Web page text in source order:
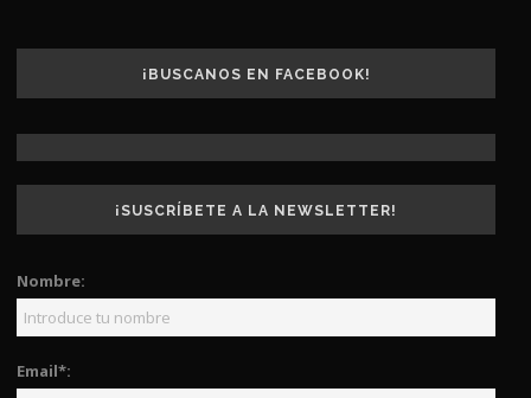
¡BUSCANOS EN FACEBOOK!
¡SUSCRÍBETE A LA NEWSLETTER!
Nombre:
Email*: